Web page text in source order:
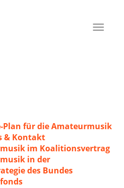
Toggle
Plan für die Amateurmusik
& Kontakt
im Koalitionsvertrag
in der
des Bundes